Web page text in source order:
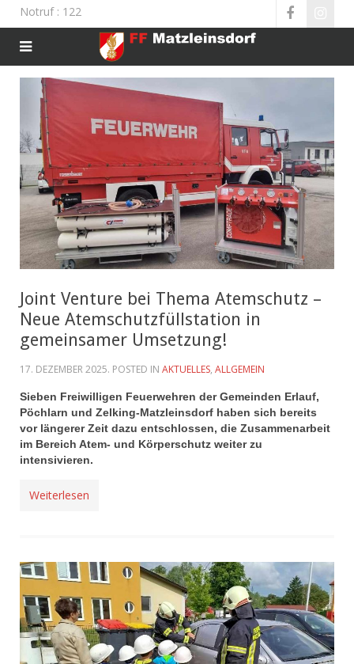
Notruf: 122
Joint Venture bei Thema Atemschutz –
Neue Atemschutzfüllstation in
gemeinsamer Umsetzung!
17. DEZEMBER 2025. POSTED IN AKTUELLES, ALLGEMEIN
Sieben Freiwilligen Feuerwehren der Gemeinden Erlauf,
Pöchlarn und Zelking-Matzleinsdorf haben sich bereits
vor längerer Zeit dazu entschlossen, die Zusammenarbeit
im Bereich Atem- und Körperschutz weiter zu
intensivieren.
Weiterlesen